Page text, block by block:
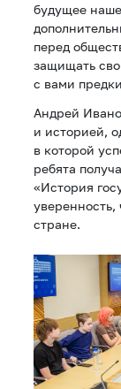
будущее
перед
защищать
с вами
Андрей
и историей,
в которой
ребята
«История
стране.